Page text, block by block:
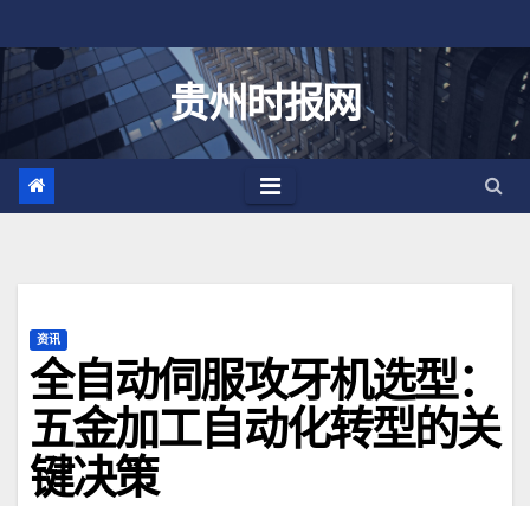
至
贵州时报网
资讯
全自动伺服攻牙机选型：
五金加工自动化转型的关
键决策